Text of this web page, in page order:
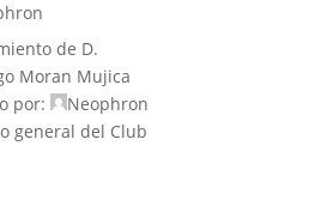
de D.
Moran Mujica
por:
Neophron
general del Club